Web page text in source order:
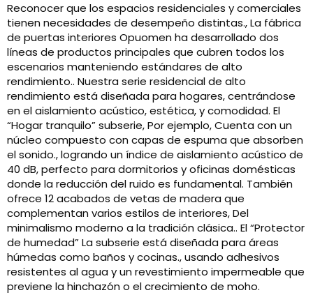
Reconocer que los espacios residenciales y comerciales
tienen necesidades de desempeño distintas., La fábrica
de puertas interiores Opuomen ha desarrollado dos
líneas de productos principales que cubren todos los
escenarios manteniendo estándares de alto
rendimiento.. Nuestra serie residencial de alto
rendimiento está diseñada para hogares, centrándose
en el aislamiento acústico, estética, y comodidad. El
“Hogar tranquilo” subserie, Por ejemplo, Cuenta con un
núcleo compuesto con capas de espuma que absorben
el sonido., logrando un índice de aislamiento acústico de
40 dB, perfecto para dormitorios y oficinas domésticas
donde la reducción del ruido es fundamental. También
ofrece 12 acabados de vetas de madera que
complementan varios estilos de interiores, Del
minimalismo moderno a la tradición clásica.. El “Protector
de humedad” La subserie está diseñada para áreas
húmedas como baños y cocinas., usando adhesivos
resistentes al agua y un revestimiento impermeable que
previene la hinchazón o el crecimiento de moho.